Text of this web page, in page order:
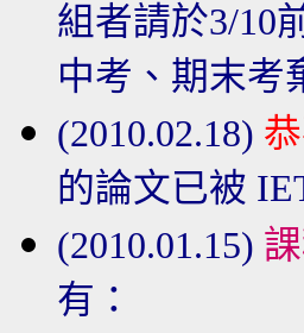
組者請於3/10
中考、期末考
(2010.02.18)
的論文已被
(2010.01.15)
有：